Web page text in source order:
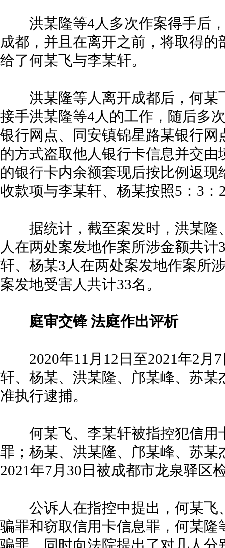
洪某隆等4人多次作案得手后，
成都，并且在离开之前，将取得
给了何某飞与李某轩。
洪某隆等人离开成都后，何某
接手洪某隆等4人的工作，随后多
银行网点、同安镇锦星路某银行
的方式盗取他人银行卡信息并交
的银行卡内余额套现后按比例返
收款项与李某轩、杨某按照5：3：
据统计，截至案发时，洪某隆
人在两处案发地作案所涉金额共计
轩、杨某3人在两处案发地作案所
案发地受害人共计33名。
庭审交锋 法庭作出评析
2020年11月12日至2021年2月7
轩、杨某、洪某隆、邝某峰、苏
准执行逮捕。
何某飞、李某轩被指控犯信用
罪；杨某、洪某隆、邝某峰、苏
2021年7月30日被成都市龙泉驿区
公诉人在指控中提出，何某飞
骗罪和窃取信用卡信息罪，何某